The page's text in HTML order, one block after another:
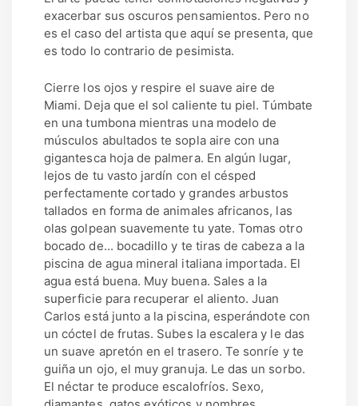
exacerbar sus oscuros pensamientos. Pero no
es el caso del artista que aquí se presenta, que
es todo lo contrario de pesimista.
Cierre los ojos y respire el suave aire de
Miami. Deja que el sol caliente tu piel. Túmbate
en una tumbona mientras una modelo de
músculos abultados te sopla aire con una
gigantesca hoja de palmera. En algún lugar,
lejos de tu vasto jardín con el césped
perfectamente cortado y grandes arbustos
tallados en forma de animales africanos, las
olas golpean suavemente tu yate. Tomas otro
bocado de... bocadillo y te tiras de cabeza a la
piscina de agua mineral italiana importada. El
agua está buena. Muy buena. Sales a la
superficie para recuperar el aliento. Juan
Carlos está junto a la piscina, esperándote con
un cóctel de frutas. Subes la escalera y le das
un suave apretón en el trasero. Te sonríe y te
guiña un ojo, el muy granuja. Le das un sorbo.
El néctar te produce escalofríos. Sexo,